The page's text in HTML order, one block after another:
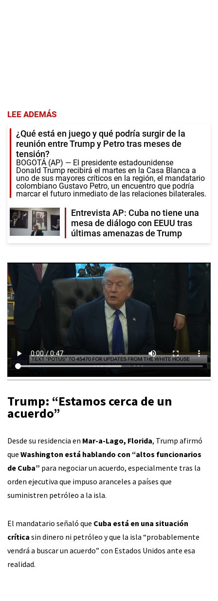
LEE ADEMÁS
¿Qué está en juego y qué podría surgir de la
reunión entre Trump y Petro tras meses de
tensión?
BOGOTÁ (AP) — El presidente estadounidense
Donald Trump recibirá el martes en la Casa Blanca a
uno de sus mayores críticos en la región, el mandatario
colombiano Gustavo Petro, un encuentro que podría
marcar el futuro inmediato de las relaciones bilaterales.
Entrevista AP: Cuba no tiene una
mesa de diálogo con EEUU tras
últimas amenazas de Trump
Trump: “Estamos cerca de un
acuerdo”
Desde su residencia en Mar-a-Lago, Florida, Trump afirmó
que Washington está hablando con “altos funcionarios
de Cuba” para negociar un acuerdo, especialmente tras la
orden ejecutiva que impuso aranceles a países que
suministren petróleo a la isla.
El mandatario señaló que Cuba está en una situación
crítica sin dinero ni petróleo y que la isla “probablemente
vendrá a buscar un acuerdo” con Estados Unidos ante esa
realidad.